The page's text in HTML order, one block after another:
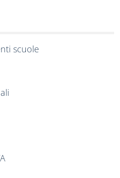
scuole